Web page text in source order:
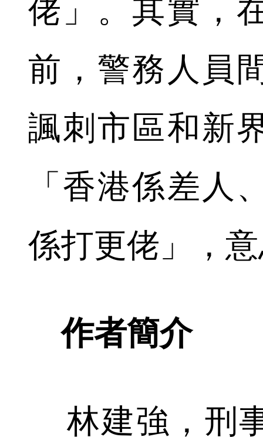
佬」。其實，
前，警務人員
諷刺市區和新
「香港係差人
係打更佬」，
作者簡介
林建強，刑